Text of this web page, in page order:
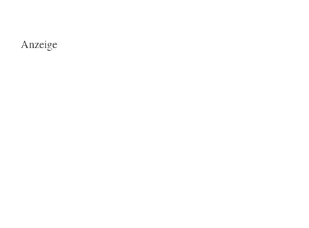
Anzeige